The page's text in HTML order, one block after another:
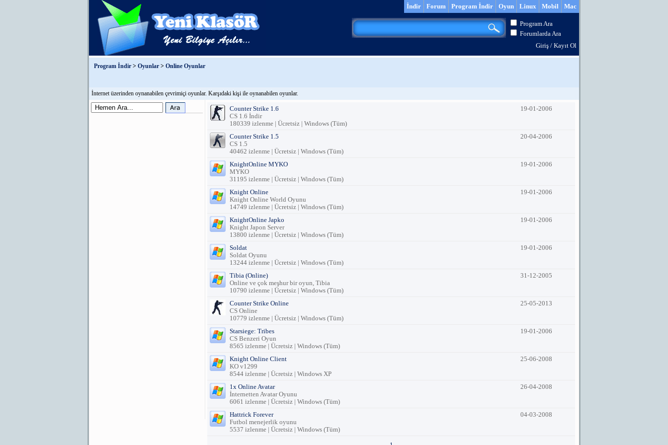
Mac
Mobil
Linux
Oyun
Program İndir
Forum
İndir
Program Ara
Forumlarda Ara
Giriş / Kayıt Ol
Program İndir > Oyunlar > Online Oyunlar
İnternet üzerinden oynanabilen çevrimiçi oyunlar. Karşıdaki kişi ile oynanabilen oyunlar.
Counter Strike 1.6
CS 1.6 İndir
180339 izlenme | Ücretsiz | Windows (Tüm)
19-01-2006
Counter Strike 1.5
CS 1.5
40462 izlenme | Ücretsiz | Windows (Tüm)
20-04-2006
KnightOnline MYKO
MYKO
31195 izlenme | Ücretsiz | Windows (Tüm)
19-01-2006
Knight Online
Knight Online World Oyunu
14749 izlenme | Ücretsiz | Windows (Tüm)
19-01-2006
KnightOnline Japko
Knight Japon Server
13800 izlenme | Ücretsiz | Windows (Tüm)
19-01-2006
Soldat
Soldat Oyunu
13244 izlenme | Ücretsiz | Windows (Tüm)
19-01-2006
Tibia (Online)
Online ve çok meşhur bir oyun, Tibia
10790 izlenme | Ücretsiz | Windows (Tüm)
31-12-2005
Counter Strike Online
CS Online
10779 izlenme | Ücretsiz | Windows (Tüm)
25-05-2013
Starsiege: Tribes
CS Benzeri Oyun
8565 izlenme | Ücretsiz | Windows (Tüm)
19-01-2006
Knight Online Client
KO v1299
8544 izlenme | Ücretsiz | Windows XP
25-06-2008
1x Online Avatar
İnternetten Avatar Oyunu
6061 izlenme | Ücretsiz | Windows (Tüm)
26-04-2008
Hattrick Forever
Futbol menejerlik oyunu
5537 izlenme | Ücretsiz | Windows (Tüm)
04-03-2008